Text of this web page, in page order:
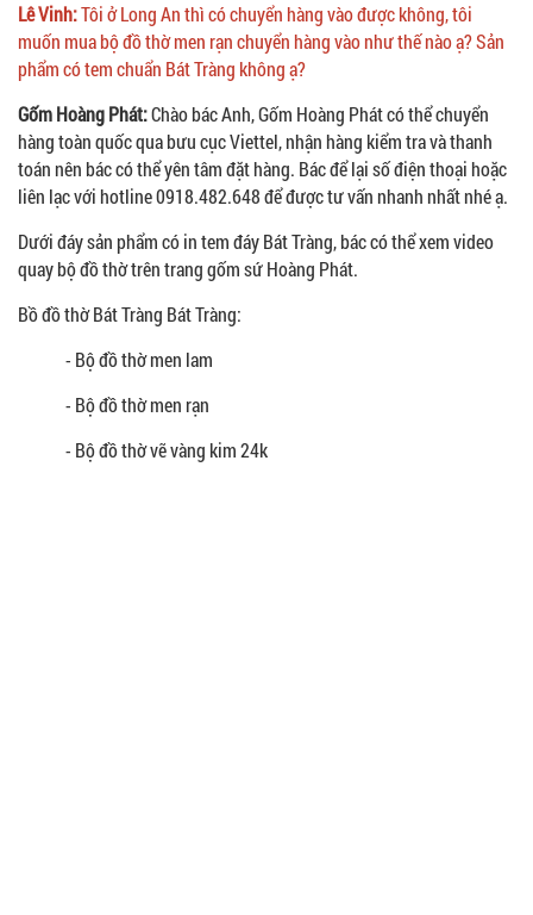
Lê Vinh:Tôi ở Long An thì có chuyển hàng vào được không, tôi
muốn mua bộ đồ thờ men rạn chuyển hàng vào như thế nào ạ? Sản
phẩm có tem chuẩn Bát Tràng không ạ?
Gốm Hoàng Phát:Chào bác Anh, Gốm Hoàng Phát có thể chuyển
hàng toàn quốc qua bưu cục Viettel, nhận hàng kiểm tra và thanh
toán nên bác có thể yên tâm đặt hàng. Bác để lại số điện thoại hoặc
liên lạc với hotline 0918.482.648 để được tư vấn nhanh nhất nhé ạ.
Dưới đáy sản phẩm có in tem đáy Bát Tràng, bác có thể xem video
quay bộ đồ thờ trên trang gốm sứ Hoàng Phát.
Bồ đồ thờ Bát Tràng Bát Tràng:
- Bộ đồ thờ men lam
- Bộ đồ thờ men rạn
- Bộ đồ thờ vẽ vàng kim 24k